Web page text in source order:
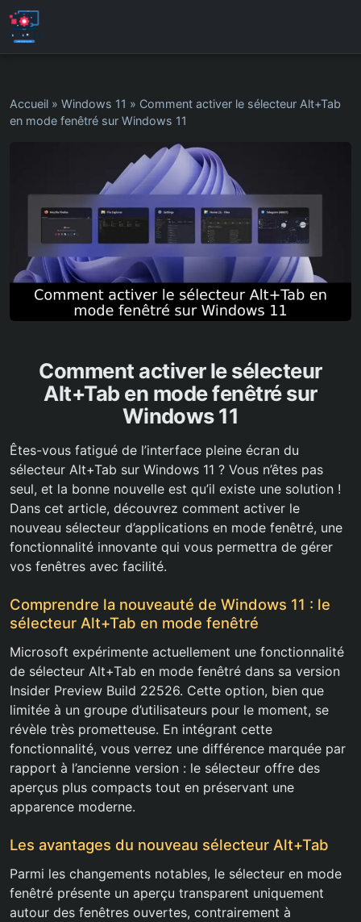
Accueil » Windows 11 » Comment activer le sélecteur Alt+Tab
en mode fenêtré sur Windows 11
Comment activer le sélecteur
Alt+Tab en mode fenêtré sur
Windows 11
Êtes-vous fatigué de l’interface pleine écran du
sélecteur Alt+Tab sur Windows 11 ? Vous n’êtes pas
seul, et la bonne nouvelle est qu’il existe une solution !
Dans cet article, découvrez comment activer le
nouveau sélecteur d’applications en mode fenêtré, une
fonctionnalité innovante qui vous permettra de gérer
vos fenêtres avec facilité.
Comprendre la nouveauté de Windows 11 : le
sélecteur Alt+Tab en mode fenêtré
Microsoft expérimente actuellement une fonctionnalité
de sélecteur Alt+Tab en mode fenêtré dans sa version
Insider Preview Build 22526. Cette option, bien que
limitée à un groupe d’utilisateurs pour le moment, se
révèle très prometteuse. En intégrant cette
fonctionnalité, vous verrez une différence marquée par
rapport à l’ancienne version : le sélecteur offre des
aperçus plus compacts tout en préservant une
apparence moderne.
Les avantages du nouveau sélecteur Alt+Tab
Parmi les changements notables, le sélecteur en mode
fenêtré présente un aperçu transparent uniquement
autour des fenêtres ouvertes, contrairement à